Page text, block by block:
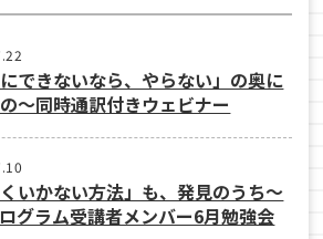
にできないなら、やらない」の奥に
〜同時通訳付きウェビナー
くいかない方法」も、発見のうち〜
グラム受講者メンバー6月勉強会